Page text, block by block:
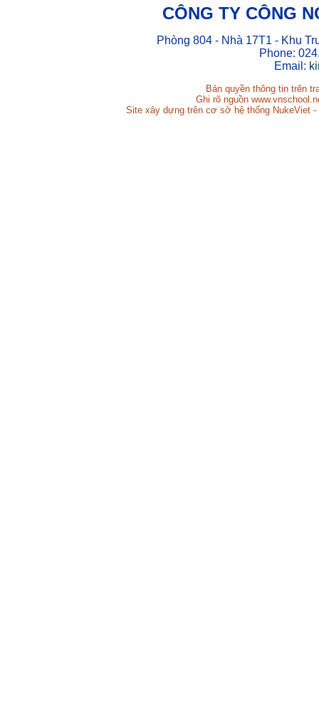
CÔNG TY CÔNG
Phòng 804 - Nhà 17T1 - Khu
Phone:
Email:
Bản quyền thông tin trên
Ghi rõ nguồn
Site xây dựng trên cơ sở hệ thống NukeViet